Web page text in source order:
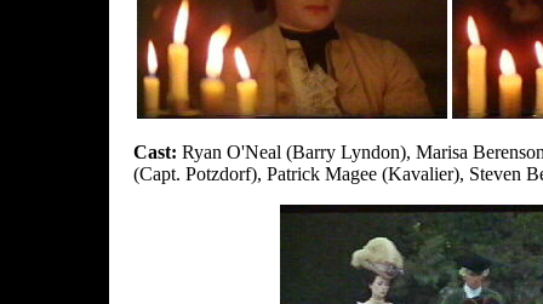
Cast: Ryan O'Neal (Barry Lyndon), Marisa
(Capt. Potzdorf), Patrick Magee (Kavalier), Steven